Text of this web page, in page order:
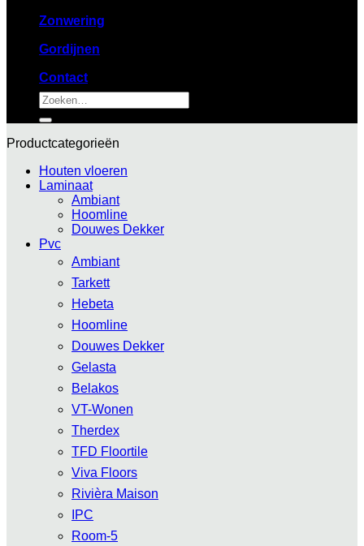
Zonwering
Gordijnen
Contact
Zoeken
naar:
Productcategorieën
Houten vloeren
Laminaat
Ambiant
Hoomline
Douwes Dekker
Pvc
Ambiant
Tarkett
Hebeta
Hoomline
Douwes Dekker
Gelasta
Belakos
VT-Wonen
Therdex
TFD Floortile
Viva Floors
Rivièra Maison
IPC
Room-5